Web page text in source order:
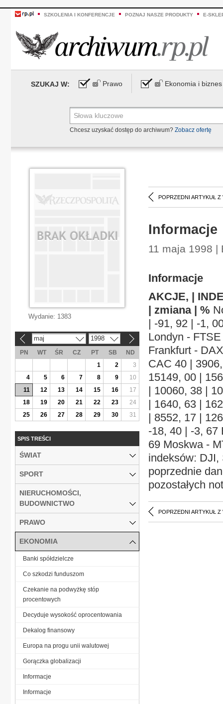
SZKOLENIA I KONFERENCJE POZNAJ NASZE PRODUKTY E-
SZUKAJ W: Prawo Ekonomia i biznes
Chcesz uzyskać dostęp do archiwum? Zobacz ofertę
POPRZEDNI ARTYKUŁ Z
Informacje
11 maja 1998 |
Informacje
AKCJE, |
| zmiana | %
| -91, 92 | -1,
Londyn -
Frankfurt -
CAC 40 |
15149, 00 |
| 10060, 38 |
| 1640, 63 |
| 8552, 17 |
-18, 40 | -3, 67
69 Moskwa -
indeksów:
poprzednie
pozostałych
POPRZEDNI ARTYKUŁ Z
Wydanie: 1383
maj 1998
PN WT ŚR CZ PT SB
ND
1
2
3
4
5 6 7 8 9
10
11
12 13 14 15 16
17
18
19 20 21 22 23
24
25
26 27 28 29 30 31
SPIS TREŚCI
ŚWIAT
SPORT
NIERUCHOMOŚCI,
BUDOWNICTWO
PRAWO
EKONOMIA
Banki spółdzielcze
Co szkodzi funduszom
Czekanie na podwyżkę stóp
procentowych
Decyduje wysokość oprocentowania
Dekalog finansowy
Europa na progu unii walutowej
Gorączka globalizacji
Informacje
Informacje